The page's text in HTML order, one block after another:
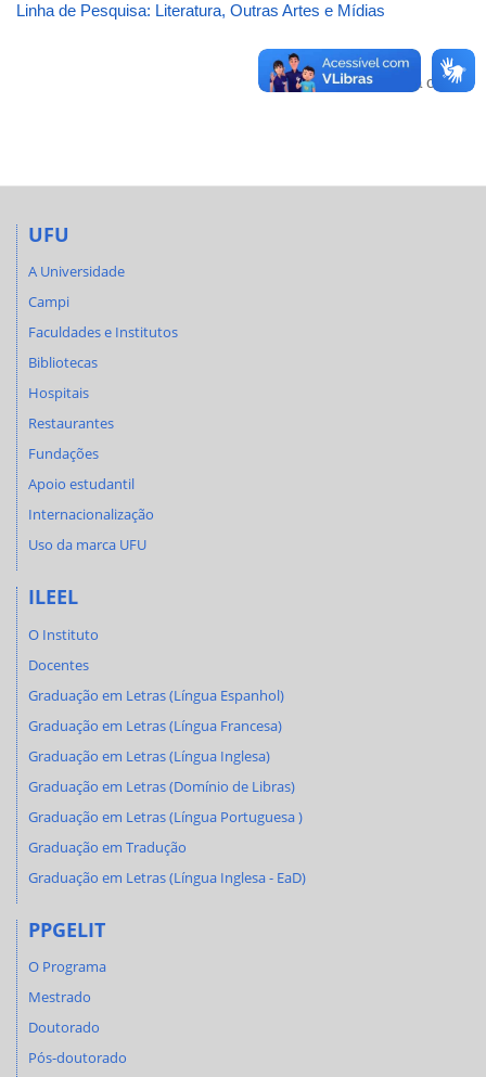
Linha de Pesquisa: Literatura, Outras Artes e Mídias
Voltar para o topo
UFU
A Universidade
Campi
Faculdades e Institutos
Bibliotecas
Hospitais
Restaurantes
Fundações
Apoio estudantil
Internacionalização
Uso da marca UFU
ILEEL
O Instituto
Docentes
Graduação em Letras (Língua Espanhol)
Graduação em Letras (Língua Francesa)
Graduação em Letras (Língua Inglesa)
Graduação em Letras (Domínio de Libras)
Graduação em Letras (Língua Portuguesa )
Graduação em Tradução
Graduação em Letras (Língua Inglesa - EaD)
PPGELIT
O Programa
Mestrado
Doutorado
Pós-doutorado